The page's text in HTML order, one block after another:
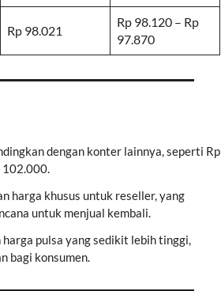
Rp 98.021
Rp 98.120 – Rp
97.870
dengan konter lainnya, seperti Rp
102.000.
harga khusus untuk reseller, yang
untuk menjual kembali.
pulsa yang sedikit lebih tinggi,
bagi konsumen.